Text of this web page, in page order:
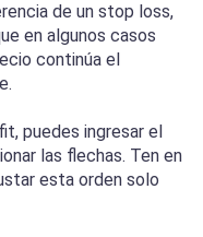
de un stop loss,
en algunos casos
continúa el
puedes ingresar el
las flechas. Ten en
esta orden solo